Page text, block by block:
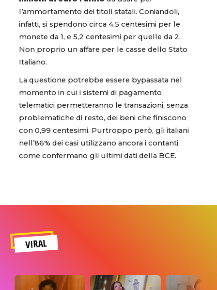
l’ammortamento dei titoli statali. Coniandoli,
infatti, si spendono circa 4,5 centesimi per le
monete da 1, e 5,2 centesimi per quelle da 2.
Non proprio un affare per le casse dello Stato
Italiano.
La questione potrebbe essere bypassata nel
momento in cui i sistemi di pagamento
telematici permetteranno le transazioni, senza
problematiche di resto, dei beni che finiscono
con 0,99 centesimi. Purtroppo però, gli italiani
nell’86% dei casi utilizzano ancora i contanti,
come confermano gli ultimi dati della BCE.
VIRAL